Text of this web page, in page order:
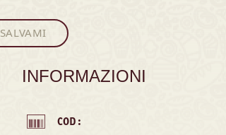
SALVAMI
INFORMAZIONI
COD :